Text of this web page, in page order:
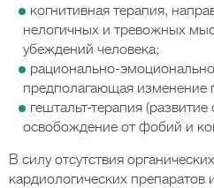
когнитивная терапия,
нелогичных и тревожных
убеждений человека;
рационально-
предполагающая изменение
гештальт-терапия
освобождение от фобий и
В силу отсутствия
кардиологических препаратов